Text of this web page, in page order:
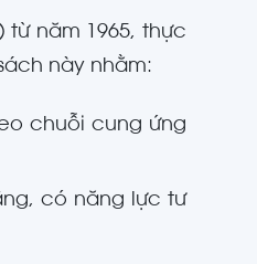
từ năm 1965, thực
này nhằm:
chuỗi cung ứng
có năng lực tư